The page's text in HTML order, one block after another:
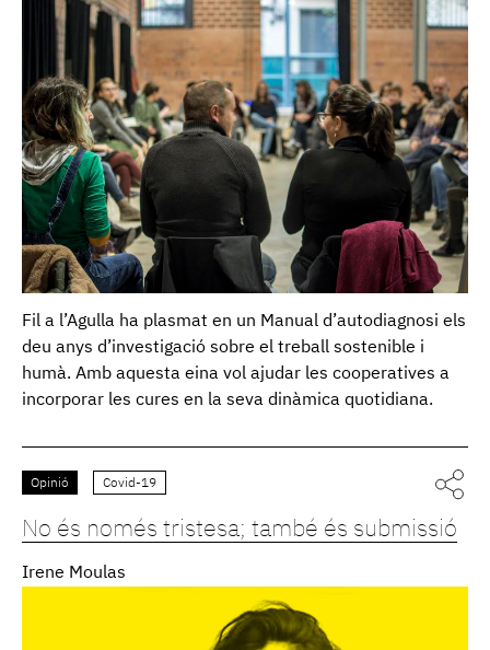
Fil a l’Agulla ha plasmat en un Manual d’autodiagnosi els
deu anys d’investigació sobre el treball sostenible i
humà. Amb aquesta eina vol ajudar les cooperatives a
incorporar les cures en la seva dinàmica quotidiana.
Opinió Covid-19
No és només tristesa; també és submissió
Irene Moulas